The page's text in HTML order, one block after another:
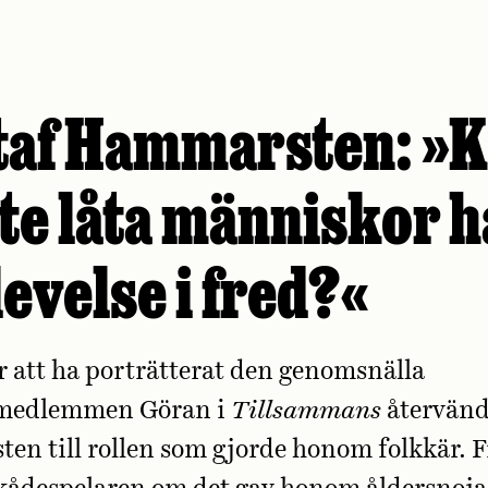
Hammarsten:
låta människor
i fred?«
att ha porträtterat den genomsnälla
Göran i Tillsammans
till rollen som gjorde honom folkkär.